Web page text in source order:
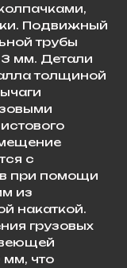
Подвижный
трубы
мм. Детали
толщиной
с
при помощи
из
накаткой.
грузовых
мм, что